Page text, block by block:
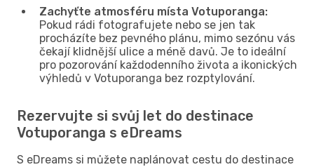
Zachyťte atmosféru místa Votuporanga:
Pokud rádi fotografujete nebo se jen tak
procházíte bez pevného plánu, mimo sezónu vás
čekají klidnější ulice a méně davů. Je to ideální
pro pozorování každodenního života a ikonických
výhledů v Votuporanga bez rozptylování.
Rezervujte si svůj let do destinace
Votuporanga s eDreams
S eDreams si můžete naplánovat cestu do destinace